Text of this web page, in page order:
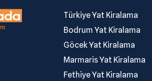
Türkiye Yat Kiralama
Bodrum Yat Kiralama
Göcek Yat Kiralama
Marmaris Yat Kiralama
Fethiye Yat Kiralama